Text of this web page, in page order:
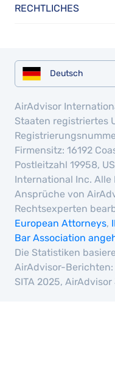
RECHTLICHES
Deutsch
AirAdvisor
Staaten registriertes
Firmensitz: 16192
Postleitzahl 19958,
International Inc. Alle
Ansprüche von
Rechtsexperten
European Attorneys,
Bar Association
Die Statistiken
AirAdvisor-
SITA 2025,